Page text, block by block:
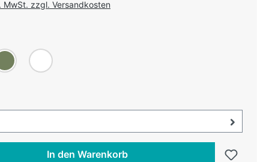
MwSt. zzgl. Versandkosten
Khaki Weiß
öffnen, aktuell ausgewählt:
In den Warenkorb